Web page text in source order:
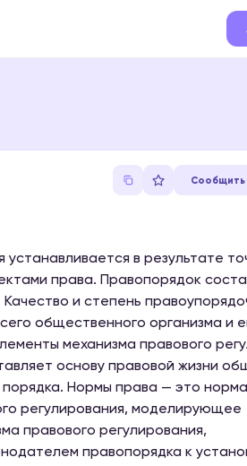
Сообщить
в результате
права. Правопорядок
и степень
общественного организма и
механизма правового
основу правовой жизни
Нормы права — это
регулирования, моделирующее
правового регулирования,
правопорядка к